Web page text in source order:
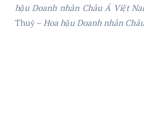
hậu Doanh nhân Châu Á Việt
Thuỷ –Hoa hậu Doanh nhân